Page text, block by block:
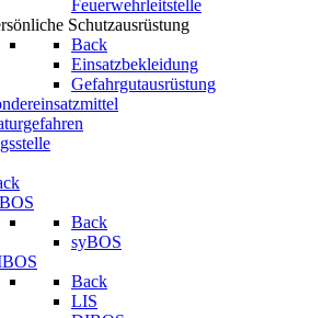
Feuerwehrleitstelle
Schutzausrüstung
Back
Einsatzbekleidung
Gefahrgutausrüstung
Back
syBOS
Back
LIS